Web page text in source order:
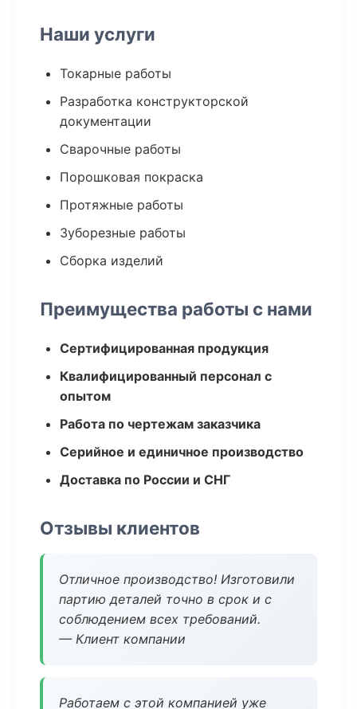
Наши услуги
Токарные работы
Разработка конструкторской
документации
Сварочные работы
Порошковая покраска
Протяжные работы
Зуборезные работы
Сборка изделий
Преимущества работы с нами
Сертифицированная продукция
Квалифицированный персонал с
опытом
Работа по чертежам заказчика
Серийное и единичное производство
Доставка по России и СНГ
Отзывы клиентов
Отличное производство! Изготовили
партию деталей точно в срок и с
соблюдением всех требований.
— Клиент компании
Работаем с этой компанией уже